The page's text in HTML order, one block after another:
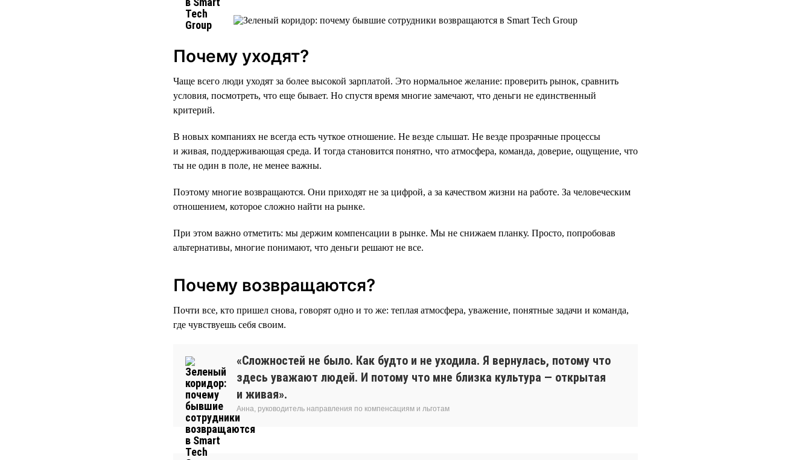
Почему уходят?
Чаще всего люди уходят за более высокой зарплатой. Это нормальное желание: проверить рынок, сравнить
условия, посмотреть, что еще бывает. Но спустя время многие замечают, что деньги не единственный
критерий.
В новых компаниях не всегда есть чуткое отношение. Не везде слышат. Не везде прозрачные процессы
и живая, поддерживающая среда. И тогда становится понятно, что атмосфера, команда, доверие, ощущение, что
ты не один в поле, не менее важны.
Поэтому многие возвращаются. Они приходят не за цифрой, а за качеством жизни на работе. За человеческим
отношением, которое сложно найти на рынке.
При этом важно отметить: мы держим компенсации в рынке. Мы не снижаем планку. Просто, попробовав
альтернативы, многие понимают, что деньги решают не все.
Почему возвращаются?
Почти все, кто пришел снова, говорят одно и то же: теплая атмосфера, уважение, понятные задачи и команда,
где чувствуешь себя своим.
«Сложностей не было. Как будто и не уходила. Я вернулась, потому что
здесь уважают людей. И потому что мне близка культура — открытая
и живая».
Анна, руководитель направления по компенсациям и льготам